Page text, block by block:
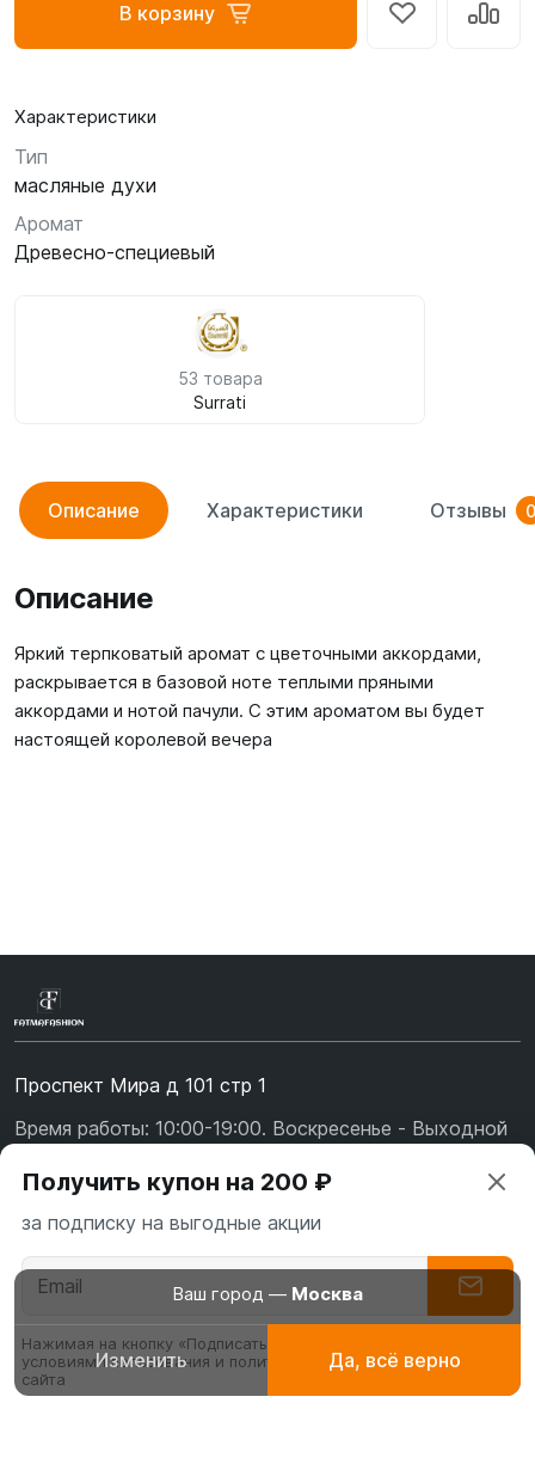
Абаи
эксклюзивные
Платья для
молитвы, намаза
В корзину
Характеристики
Тип
масляные духи
Аромат
Древесно-специевый
53 товара
Surrati
Описание Характеристики Отзывы 0
Описание
Яркий терпковатый аромат с цветочными аккордами,
раскрывается в базовой ноте теплыми пряными
аккордами и нотой пачули. С этим ароматом вы будет
настоящей королевой вечера
Проспект Мира д 101 стр 1
Время работы: 10:00-19:00. Воскресенье - Выходной
+7 (926) 478-75-47
fatmafashion@mail.ru
О бренде
Доставка
Оплата
Получить купон на 200 ₽
за подписку на выгодные акции
Нажимая на кнопку «Подписаться» вы соглашаетесь с
условиями пользования и политикой конфиденциальности
сайта
Ваш город — Москва
Изменить Да, всё верно